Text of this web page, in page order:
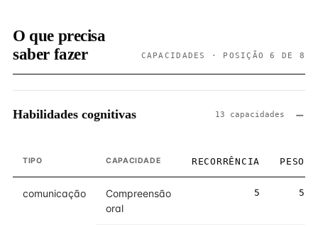
O que precisa
saber fazer
CAPACIDADES · POSIÇÃO 6 DE 8
Habilidades cognitivas 13 capacidades
TIPO CAPACIDADE RECORRÊNCIA PESO
comunicação
Compreensão
oral
5 5